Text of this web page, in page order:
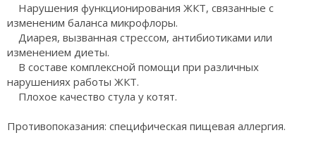
Нарушения функционирования ЖКТ, связанные с
измененим баланса микрофлоры.
Диарея, вызванная стрессом, антибиотиками или
изменением диеты.
В составе комплексной помощи при различных
нарушениях работы ЖКТ.
Плохое качество стула у котят.
Противопоказания: специфическая пищевая аллергия.